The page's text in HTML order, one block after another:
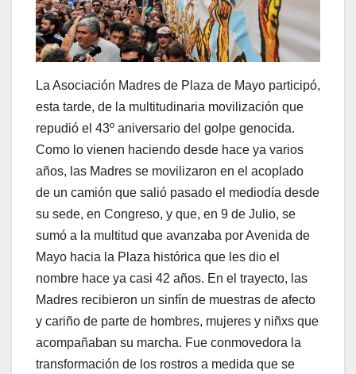
La Asociación Madres de Plaza de Mayo participó,
esta tarde, de la multitudinaria movilización que
repudió el 43º aniversario del golpe genocida.
Como lo vienen haciendo desde hace ya varios
años, las Madres se movilizaron en el acoplado
de un camión que salió pasado el mediodía desde
su sede, en Congreso, y que, en 9 de Julio, se
sumó a la multitud que avanzaba por Avenida de
Mayo hacia la Plaza histórica que les dio el
nombre hace ya casi 42 años. En el trayecto, las
Madres recibieron un sinfín de muestras de afecto
y cariño de parte de hombres, mujeres y niñxs que
acompañaban su marcha. Fue conmovedora la
transformación de los rostros a medida que se